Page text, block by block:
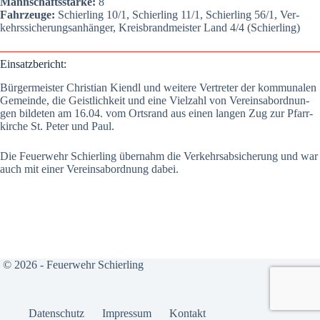
Fahr­zeu­ge: Schier­ling 10/1, Schier­ling 11/1, Schier­ling 56/1, Ver­
kehrs­si­che­rungs­an­hän­ger, Kreis­brand­meis­ter Land 4/4 (Schier­ling)
Ein­satz­be­richt:
Bür­ger­meis­ter Chris­ti­an Kiendl und wei­te­re Ver­tre­ter der kom­mu­na­len
Gemein­de, die Geist­lich­keit und eine Viel­zahl von Ver­ein­s­ab­ord­nun­
gen bil­de­ten am 16.04. vom Orts­rand aus einen lan­gen Zug zur Pfarr­
kir­che St. Peter und Paul.
Die Feu­er­wehr Schier­ling über­nahm die Ver­kehrs­ab­si­che­rung und war
auch mit einer Ver­ein­s­ab­ord­nung dabei.
© 2026 - Feuerwehr Schierling
Daten­schutz Impres­sum Kon­takt